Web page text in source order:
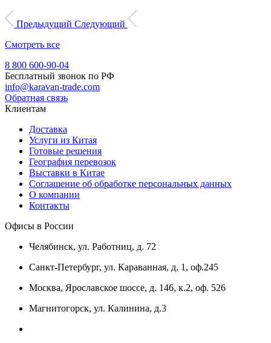
Предыдущий Следующий
Смотреть все
8 800 600-90-04
Бесплатный звонок по РФ
info@karavan-trade.com
Обратная связь
Клиентам
Доставка
Услуги из Китая
Готовые решения
География перевозок
Выставки в Китае
Соглашение об обработке персональных данных
О компании
Контакты
Офисы в России
Челябинск, ул. Работниц, д. 72
Санкт-Петербург, ул. Караванная, д. 1, оф.245
Москва, Ярославское шоссе, д. 146, к.2, оф. 526
Магнитогорск, ул. Калинина, д.3